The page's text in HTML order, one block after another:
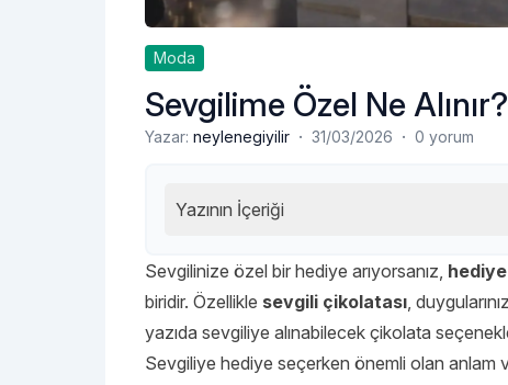
Moda
Sevgilime Özel Ne Alınır?
Yazar: neylenegiyilir · 31/03/2026 · 0 yorum
Yazının İçeriği
Sevgilinize özel bir hediye arıyorsanız,
biridir. Özellikle sevgili çikolatası,
yazıda sevgiliye alınabilecek çikolata
Sevgiliye hediye seçerken önemli olan anlam